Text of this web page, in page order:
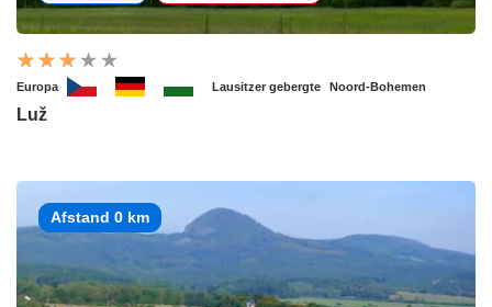
Europa Lausitzer gebergte Noord-Bohemen
Luž
Afstand 0 km